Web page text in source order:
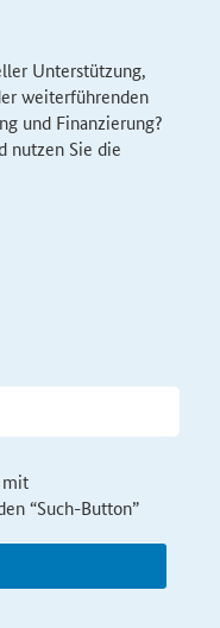
Unterstützung,
weiterführenden
und Finanzierung?
nutzen Sie die
“Such-Button”